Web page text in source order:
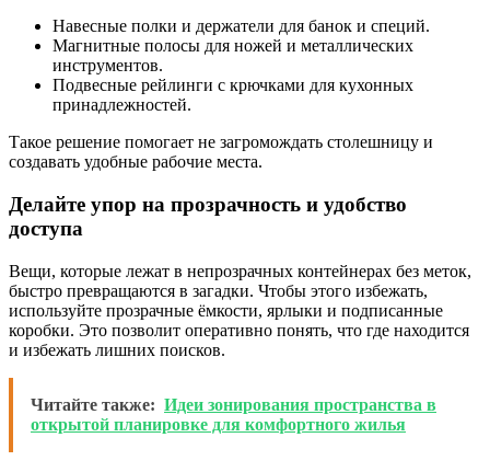
Навесные полки и держатели для банок и специй.
Магнитные полосы для ножей и металлических
инструментов.
Подвесные рейлинги с крючками для кухонных
принадлежностей.
Такое решение помогает не загромождать столешницу и
создавать удобные рабочие места.
Делайте упор на прозрачность и удобство
доступа
Вещи, которые лежат в непрозрачных контейнерах без меток,
быстро превращаются в загадки. Чтобы этого избежать,
используйте прозрачные ёмкости, ярлыки и подписанные
коробки. Это позволит оперативно понять, что где находится
и избежать лишних поисков.
Читайте также: Идеи зонирования пространства в
открытой планировке для комфортного жилья